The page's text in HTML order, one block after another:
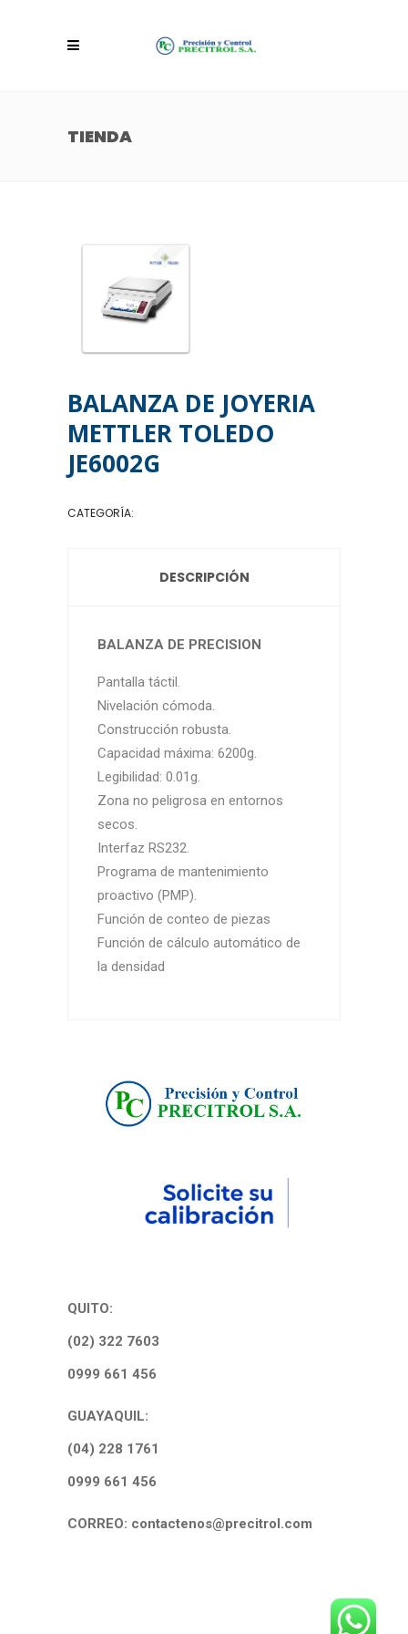
TIENDA
BALANZA DE JOYERIA
METTLER TOLEDO
JE6002G
CATEGORÍA:
DESCRIPCIÓN
BALANZA DE PRECISION
Pantalla táctil.
Nivelación cómoda.
Construcción robusta.
Capacidad máxima: 6200g.
Legibilidad: 0.01g.
Zona no peligrosa en entornos
secos.
Interfaz RS232.
Programa de mantenimiento
proactivo (PMP).
Función de conteo de piezas
Función de cálculo automático de
la densidad
QUITO:
(02) 322 7603
0999 661 456
GUAYAQUIL:
(04) 228 1761
0999 661 456
CORREO: contactenos@precitrol.com